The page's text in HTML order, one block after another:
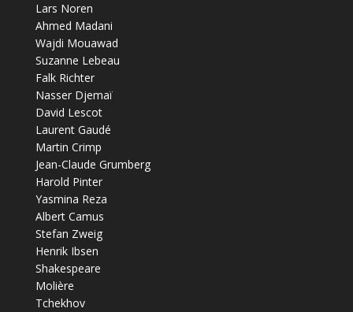
Lars Noren
Ahmed Madani
Wajdi Mouawad
Suzanne Lebeau
Falk Richter
Nasser Djemaï
David Lescot
Laurent Gaudé
Martin Crimp
Jean-Claude Grumberg
Harold Pinter
Yasmina Reza
Albert Camus
Stefan Zweig
Henrik Ibsen
Shakespeare
Molière
Tchekhov